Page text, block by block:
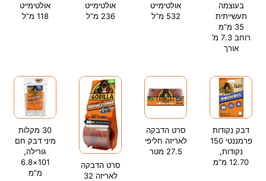
בעוצמה
תעשייתית
35 מ”מ
רוחב 7.3 מ’
אורך
אולטימייט
532 מ”ל
אולטימייט
236 מ”ל
אולטימייט
118 מ”ל
דבק נקודות
פרמננטי 150
נקודות,
12.70 מ”מ
סרט הדבקה
לאריזה חליפי
27.5 מטר
סרט הדבקה
לאריזה 32
30 מקלות
מיני דבק חם
גורילה,
101×6.8
מ”מ